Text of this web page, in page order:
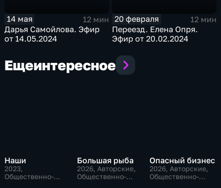
14 мая
12 мин
Дарья Самойлова. Эфир
от 14.05.2024
20 февраля
12 мин
Переезд. Елена Опря.
Эфир от 20.02.2024
Ещеинтересное
Наши
2023,
Общественно-
Большая рыба
2026, Авторские,
Общественно-
Опасный бизнес
2026, Авторские,
Общественно-